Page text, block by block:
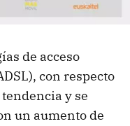
de acceso
con respecto
y se
un aumento de